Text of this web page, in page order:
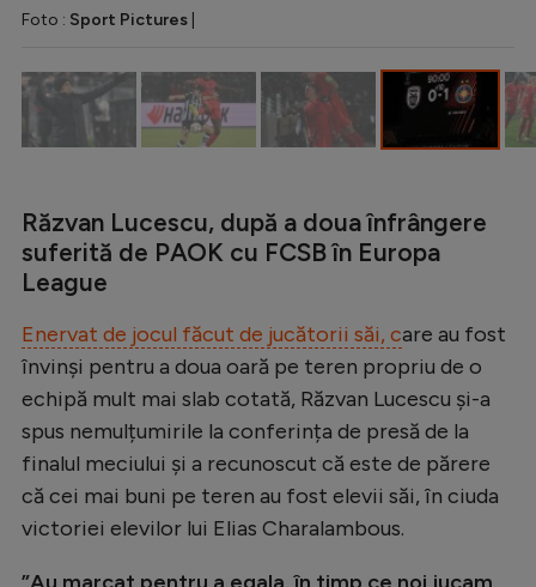
Gimnastică
Rugby
Ciclism
JO 2024
Intră în cont
Creează cont
Foto : Sport Pictures
Răzvan Lucescu, după a doua înfrângere
suferită de PAOK cu FCSB în Europa
League
Enervat de jocul făcut de jucătorii săi, care au fost
învinși pentru a doua oară pe teren propriu de o
echipă mult mai slab cotată, Răzvan Lucescu și-a
spus nemulțumirile la conferința de presă de la
finalul meciului și a recunoscut că este de părere
că cei mai buni pe teren au fost elevii săi, în ciuda
victoriei elevilor lui Elias Charalambous.